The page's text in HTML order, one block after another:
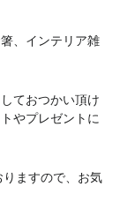
、インテリア雑
ておつかい頂け
やプレゼントに
ますので、お気